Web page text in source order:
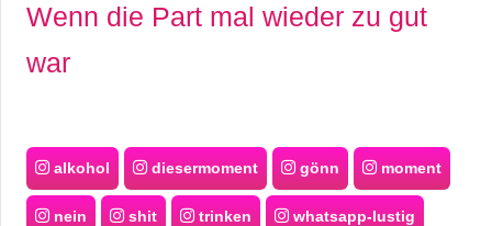
Wenn die Part mal wieder zu gut
war
alkohol diesermoment gönn moment
nein shit trinken whatsapp-lustig